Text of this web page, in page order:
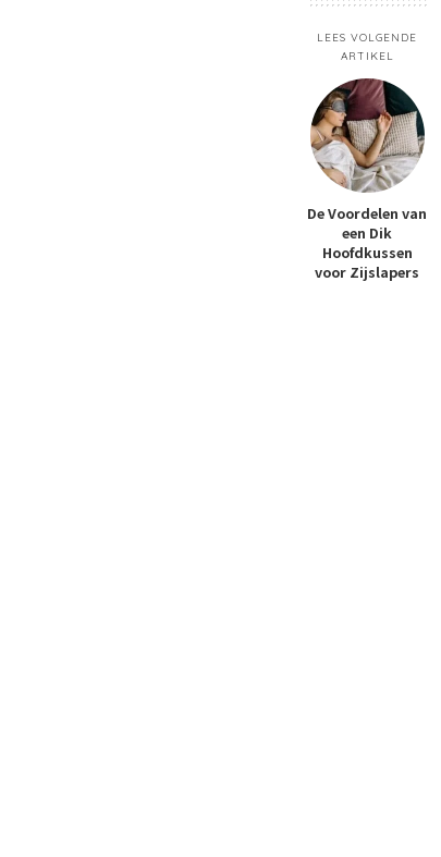
LEES VOLGENDE
ARTIKEL
De Voordelen van
een Dik
Hoofdkussen
voor Zijslapers